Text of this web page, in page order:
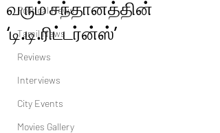
Political News
Tamil News
Reviews
Interviews
City Events
Movies Gallery
வரும் சந்தானத்தின்
‘டி.டி.ரிட்டர்ன்ஸ்’